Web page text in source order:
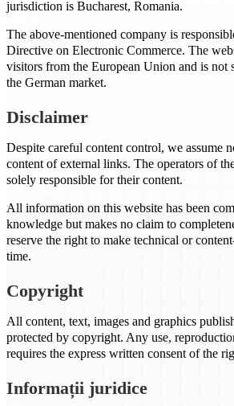
jurisdiction is Bucharest, Romania.
The above-mentioned company is
Directive on Electronic Commerce. The
visitors from the European Union and is not
the German market.
Disclaimer
Despite careful content control, we assume
content of external links. The operators of
solely responsible for their content.
All information on this website has been
knowledge but makes no claim to
reserve the right to make technical or
time.
Copyright
All content, text, images and graphics
protected by copyright. Any use,
requires the express written consent of the
Informații juridice